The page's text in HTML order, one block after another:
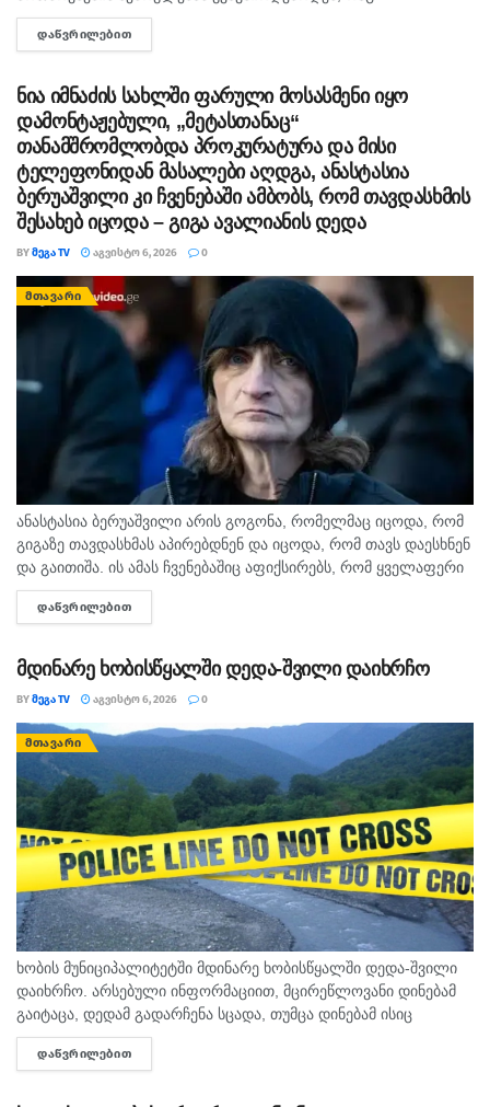
ხელისუფლებისთვის ძნელად ასახსნელია საზოგადოებისთვის.
ვფიქრობ, ეს მოთხოვნები უფრო ოკუპირებულ რეგიონებს უნდა
ᲓᲐᲬᲕᲠᲘᲚᲔᲑᲘᲗ
ნია იმნაძის სახლში ფარული მოსასმენი იყო
დამონტაჟებული, „მეტასთანაც“
თანამშრომლობდა პროკურატურა და მისი
ტელეფონიდან მასალები აღდგა, ანასტასია
ბერუაშვილი კი ჩვენებაში ამბობს, რომ თავდასხმის
შესახებ იცოდა – გიგა ავალიანის დედა
BYᲛᲔᲒᲐ TV ᲐᲒᲕᲘᲡᲢᲝ 6, 2026 0
ᲛᲗᲐᲕᲐᲠᲘ
ანასტასია ბერუაშვილი არის გოგონა, რომელმაც იცოდა, რომ
გიგაზე თავდასხმას აპირებდნენ და იცოდა, რომ თავს დაესხნენ
და გაითიშა. ის ამას ჩვენებაშიც აფიქსირებს, რომ ყველაფერი
იცოდა, - ამის შესახებ მოკლული მასწავლებლის, გიგა
ავალიანის...
ᲓᲐᲬᲕᲠᲘᲚᲔᲑᲘᲗ
მდინარე ხობისწყალში დედა-შვილი დაიხრჩო
BYᲛᲔᲒᲐ TV ᲐᲒᲕᲘᲡᲢᲝ 6, 2026 0
ᲛᲗᲐᲕᲐᲠᲘ
ხობის მუნიციპალიტეტში მდინარე ხობისწყალში დედა-შვილი
დაიხრჩო. არსებული ინფორმაციით, მცირეწლოვანი დინებამ
გაიტაცა, დედამ გადარჩენა სცადა, თუმცა დინებამ ისიც
გაიტაცა. ბავშვის ცხედარი ადგილობრივმა იპოვა და
მდინარიდან ამოასვენა. დედის სამძებრო-სამაშველო
ᲓᲐᲬᲕᲠᲘᲚᲔᲑᲘᲗ